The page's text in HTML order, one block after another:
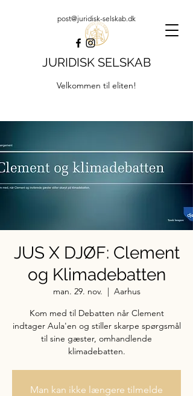
JURIDISK SELSKAB
Velkommen til eliten!
post@juridisk-selskab.dk
JUS X DJØF: Clement
og Klimadebatten
man. 29. nov.
  |
Aarhus
Kom med til Debatten når Clement
indtager Aula'en og stiller skarpe spørgsmål
til sine gæster, omhandlende
klimadebatten.
Man kan ikke længere tilmelde